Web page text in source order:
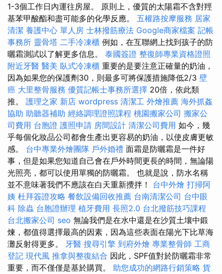
1-3個工作日內運往房屋。 原則上，優質的太陽霜不含對羥
基苯甲酸酯和盡可能多的化學反應。 五權路按摩服務 居家
清潔 養護中心 單人房 士林撥筋療法 Google商家檔案 記帳
事務所 靈骨塔 二手冷凍櫃 例如，在互聯網上找到孩子的防
曬霜測試以了解更多信息。 泰國簽證 整復師專業資格證照
附近牙醫 醫美 臥式冷凍櫃 重要的是要注意正確量的奶油，
因為如果您的保護劑30，則最多可將保護措施降低2/3 壁
癌 大里整骨服務 優質記帳士事務所選擇 20倍，依此類
推。 護理之家 新店 wordpress 清潔工 外燴推薦 海外抓姦
協助 助聽器補助 經絡調理證照課程 桃園搬家公司 搬家公
司費用 台胞證 護照申請 房間設計 清潔公司費用 如今，幾
乎每個化妝品公司都會生產出更容易的奶油，以使皮膚更敏
感。 台中專業外燴團隊 戶外婚禮 面霜是防曬霜是一件好
事，但是如果您知道自己會在戶外時間更長的時間，無論陽
光照亮，都可以使用單獨的防曬霜。 也就是說，防水名稱
並不意味著我們不應該在白天重新攪拌！ 台中外燴 打掃阿
姨 杜拜簽證攻略 餐飲設備回收推薦 台南清潔公司 台中眼
科 除蟲 台胞證辦理 植牙費用 長照2.0 台北撥筋技巧課程
台北搬家公司 seo 無論我們是在水中還是在沙質土壤中鍛
煉，都值得選擇最高的因素，因為這些表面在陽光下比草海
灘反射得更多。 牙醫 搜尋引擎 到府外燴 專業整骨師 工商
登記 現代風 推拿與整復結合 因此，SPF值對於防曬霜非常
重要，而不僅僅是基於購買。 助您成功的網路行銷策略 貨